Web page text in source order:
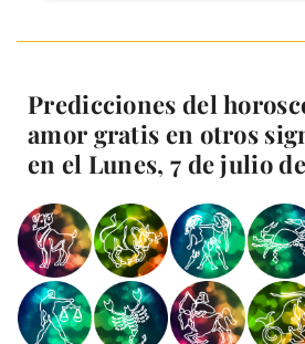
Predicciones del
amor gratis en otros
en el Lunes, 7 de julio